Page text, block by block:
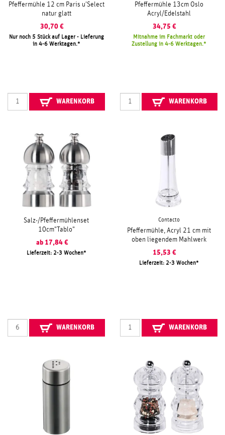
Pfeffermühle 12 cm Paris u'Select
natur glatt
30,70 €
Nur noch 5 Stück auf Lager - Lieferung
in 4-6 Werktagen.
WARENKORB
Pfeffermühle 13cm Oslo
Acryl/Edelstahl
34,75 €
Mitnahme im Fachmarkt oder
Zustellung in 4-6 Werktagen.
WARENKORB
Salz-/Pfeffermühlenset
10cm"Tablo"
ab 17,84 €
Lieferzeit: 2-3 Wochen
WARENKORB
Contacto
Pfeffermühle, Acryl 21 cm mit
oben liegendem Mahlwerk
15,53 €
Lieferzeit: 2-3 Wochen
WARENKORB